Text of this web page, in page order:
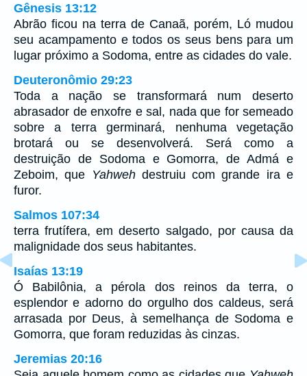
Gênesis 13:12
Abrão ficou na terra de Canaã, porém, Ló mudou
seu acampamento e todos os seus bens para um
lugar próximo a Sodoma, entre as cidades do vale.
Deuteronômio 29:23
Toda a nação se transformará num deserto
abrasador de enxofre e sal, nada que for semeado
sobre a terra germinará, nenhuma vegetação
brotará ou se desenvolverá. Será como a
destruição de Sodoma e Gomorra, de Admá e
Zeboim, que Yahwehdestruiu com grande ira e
furor.
Salmos 107:34
terra frutífera, em deserto salgado, por causa da
malignidade dos seus habitantes.
Isaías 13:19
Ó Babilônia, a pérola dos reinos da terra, o
esplendor e adorno do orgulho dos caldeus, será
arrasada por Deus, à semelhança de Sodoma e
Gomorra, que foram reduzidas às cinzas.
Jeremias 20:16